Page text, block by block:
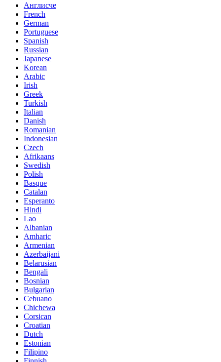
Англисче
French
German
Portuguese
Spanish
Russian
Japanese
Korean
Arabic
Irish
Greek
Turkish
Italian
Danish
Romanian
Indonesian
Czech
Afrikaans
Swedish
Polish
Basque
Catalan
Esperanto
Hindi
Lao
Albanian
Amharic
Armenian
Azerbaijani
Belarusian
Bengali
Bosnian
Bulgarian
Cebuano
Chichewa
Corsican
Croatian
Dutch
Estonian
Filipino